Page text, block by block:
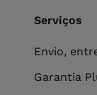
Serviços
Envio,
Garantia